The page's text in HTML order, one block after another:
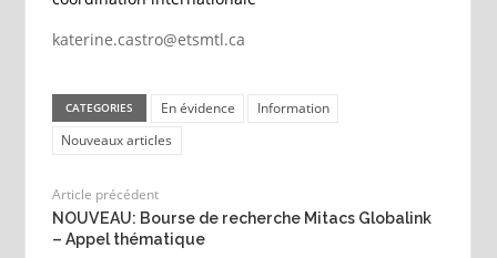
katerine.castro@etsmtl.ca
CATEGORIES En évidence
Information
Nouveaux articles
Article précédent
NOUVEAU: Bourse de recherche Mitacs Globalink
– Appel thématique